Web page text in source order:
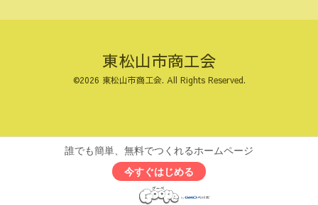
東松山市商工会
©2026 東松山市商工会. All Rights Reserved.
誰でも簡単、無料でつくれるホームページ
今すぐはじめる